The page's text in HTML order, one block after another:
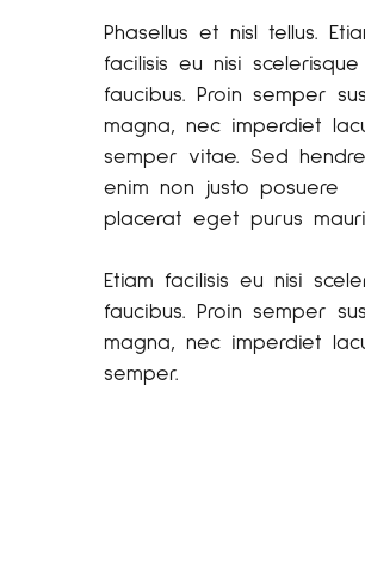
Phasellus et nisl tellus.
facilisis eu nisi scelerisque
faucibus. Proin semper
magna, nec imperdiet
semper vitae. Sed
enim non justo posuere
placerat eget purus
Etiam facilisis eu nisi
faucibus. Proin semper
magna, nec imperdiet
semper.